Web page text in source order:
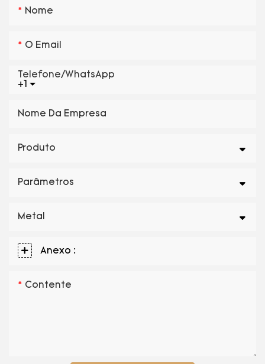
Nome
O Email
+1
Telefone/WhatsApp
Nome Da Empresa
Produto
Parâmetros
Metal
Anexo :
Contente